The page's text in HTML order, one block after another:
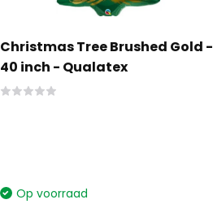
Christmas Tree Brushed Gold -
40 inch - Qualatex
Op voorraad